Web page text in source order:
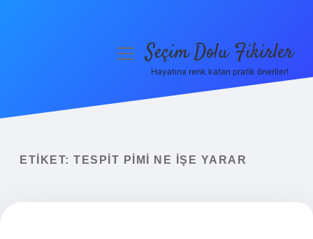
Yasal Uyarı
menüyüSeçim Dolu Fikirler
Hayatına renk katan pratik öneriler!
ETIKET: TESPIT PIMI NE IŞE YARAR